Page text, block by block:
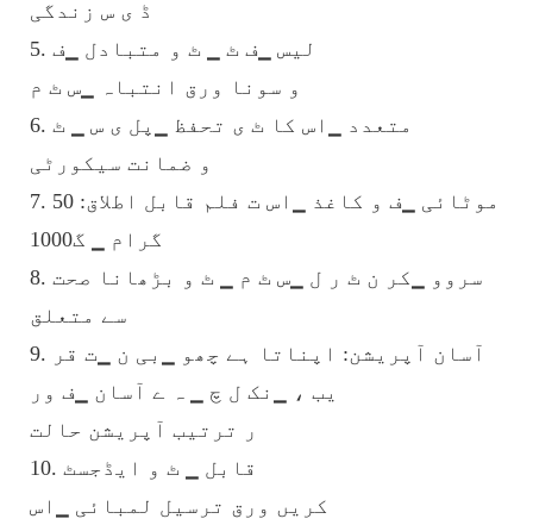
ڈ ی س زندگی
5. لیس ▁ف ٹ ▁ ٹ و متبادل ▁ف
و سونا ورق انتباہ ▁س ٹ م
6. متعدد ▁اس کا ٹ ی تحفظ ▁پل ی س ▁ ٹ
و ضمانت سیکورٹی
7. موٹائی ▁ف و کاغذ ▁اس ت فلم قابل اطلاق: 50
گرام ▁ گ1000
8. سروو ▁کر ن ٹ ر ل ▁س ٹ م ▁ ٹ و بڑھانا صحت
سے متعلق
9. آسان آپریشن: اپناتا ہے چھو ▁بی ن ▁ت قر
یب ، ▁نک ل چ ▁ ہ ے آسان ▁ف ور
ر ترتیب آپریشن حالت
10. قابل ▁ ٹ و ایڈجسٹ
کریں ورق ترسیل لمبائی ▁اس